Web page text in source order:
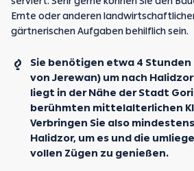
Ernte oder anderen
gärtnerischen Aufgaben behilflich sein.
Sie benötigen etwa 4 Stunden
von Jerewan) um nach
liegt in der Nähe der Stadt
berühmten mittelalterlichen
Verbringen Sie also
Halidzor, um es und die
vollen Zügen zu genießen.